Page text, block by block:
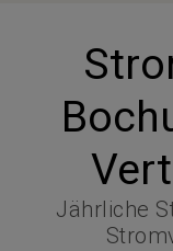
Jährliche